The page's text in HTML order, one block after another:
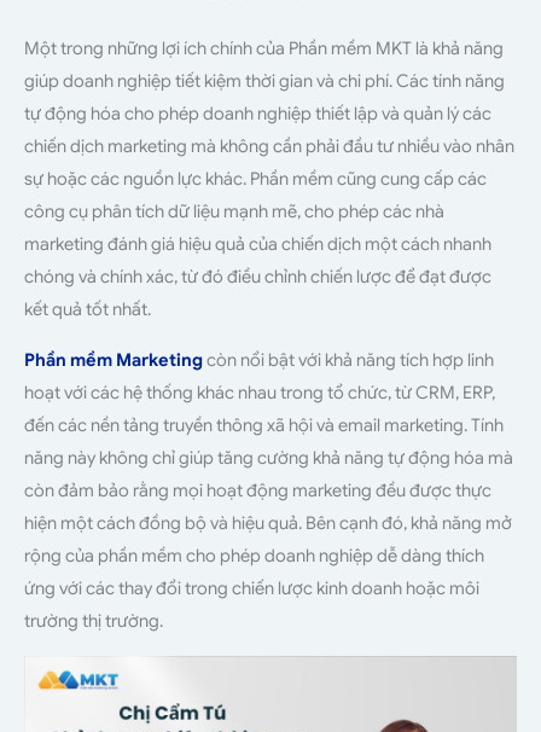
Một trong những lợi ích chính của Phần mềm MKT là khả năng
giúp doanh nghiệp tiết kiệm thời gian và chi phí. Các tính năng
tự động hóa cho phép doanh nghiệp thiết lập và quản lý các
chiến dịch marketing mà không cần phải đầu tư nhiều vào nhân
sự hoặc các nguồn lực khác. Phần mềm cũng cung cấp các
công cụ phân tích dữ liệu mạnh mẽ, cho phép các nhà
marketing đánh giá hiệu quả của chiến dịch một cách nhanh
chóng và chính xác, từ đó điều chỉnh chiến lược để đạt được
kết quả tốt nhất.
Phần mềm Marketingcòn nổi bật với khả năng tích hợp linh
hoạt với các hệ thống khác nhau trong tổ chức, từ CRM, ERP,
đến các nền tảng truyền thông xã hội và email marketing. Tính
năng này không chỉ giúp tăng cường khả năng tự động hóa mà
còn đảm bảo rằng mọi hoạt động marketing đều được thực
hiện một cách đồng bộ và hiệu quả. Bên cạnh đó, khả năng mở
rộng của phần mềm cho phép doanh nghiệp dễ dàng thích
ứng với các thay đổi trong chiến lược kinh doanh hoặc môi
trường thị trường.